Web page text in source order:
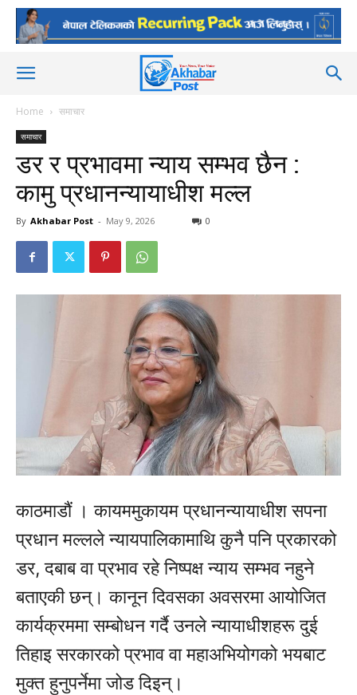
Home समाचार
समाचार
डर र प्रभावमा न्याय सम्भव छैन :
कामु प्रधानन्यायाधीश मल्ल
By Akhabar Post - May 9, 2026 0
काठमाडौं । कायममुकायम प्रधानन्यायाधीश सपना
प्रधान मल्लले न्यायपालिकामाथि कुनै पनि प्रकारको
डर, दबाब वा प्रभाव रहे निष्पक्ष न्याय सम्भव नहुने
बताएकी छन्। कानून दिवसका अवसरमा आयोजित
कार्यक्रममा सम्बोधन गर्दै उनले न्यायाधीशहरू दुई
तिहाइ सरकारको प्रभाव वा महाअभियोगको भयबाट
मुक्त हुनुपर्नेमा जोड दिइन्।